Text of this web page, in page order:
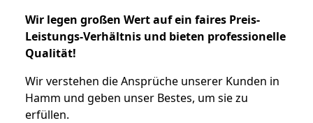
Wir legen großen Wert auf ein faires Preis-
Leistungs-Verhältnis und bieten professionelle
Qualität!
Wir verstehen die Ansprüche unserer Kunden in
Hamm und geben unser Bestes, um sie zu
erfüllen.